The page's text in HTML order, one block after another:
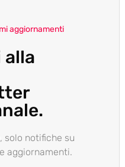
aggiornamenti
solo notifiche su
aggiornamenti.